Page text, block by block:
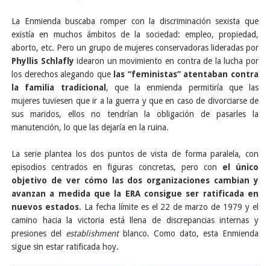
La Enmienda buscaba romper con la discriminación sexista que
existía en muchos ámbitos de la sociedad: empleo, propiedad,
aborto, etc. Pero un grupo de mujeres conservadoras lideradas por
Phyllis Schlafly idearon un movimiento en contra de la lucha por
los derechos alegando que las “feministas” atentaban contra
la familia tradicional , que la enmienda permitiría que las
mujeres tuviesen que ir a la guerra y que en caso de divorciarse de
sus maridos, ellos no tendrían la obligación de pasarles la
manutención, lo que las dejaría en la ruina.
La serie plantea los dos puntos de vista de forma paralela, con
episodios centrados en figuras concretas, pero con el único
objetivo de ver cómo las dos organizaciones cambian y
avanzan a medida que la ERA consigue ser ratificada en
nuevos estados. La fecha límite es el 22 de marzo de 1979 y el
camino hacia la victoria está llena de discrepancias internas y
presiones del establishmentblanco. Como dato, esta Enmienda
sigue sin estar ratificada hoy.